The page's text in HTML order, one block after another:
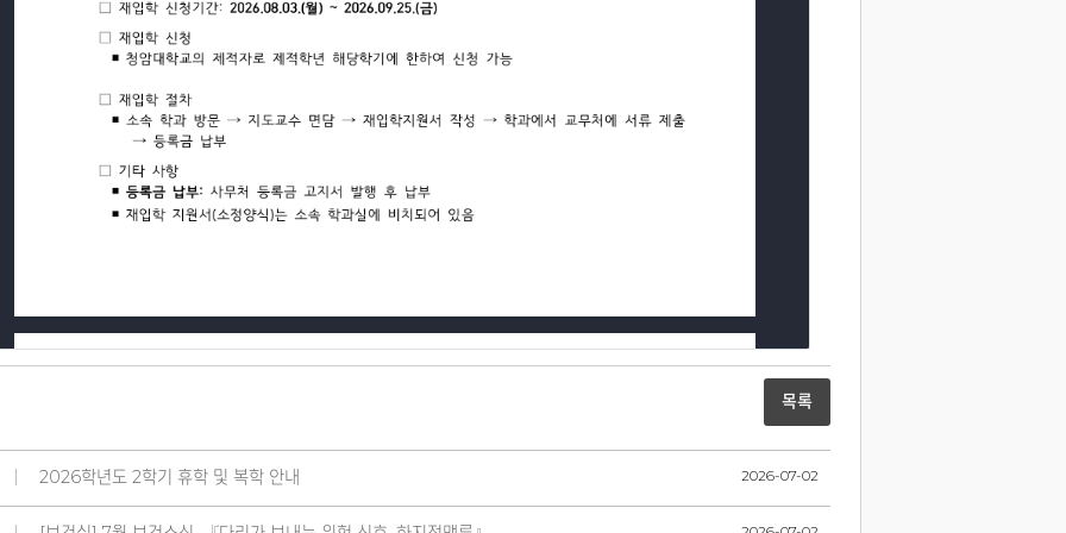
목록
2026학년도 2학기 휴학 및 복학 안내 2026-07-02